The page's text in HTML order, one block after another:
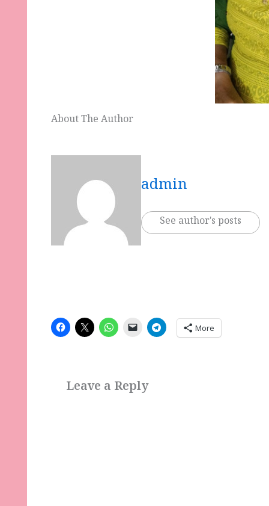
About The Author
admin
See author's posts
More
Leave a Reply